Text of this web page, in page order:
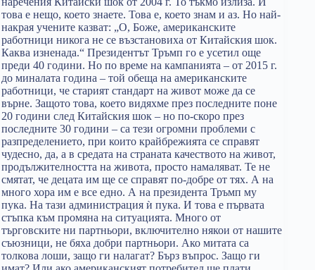
това е нещо, което знаете. Това е, което знам и аз. Но най-
накрая учените казват: „О, Боже, американските
работници никога не се възстановиха от Китайския шок.
Каква изненада.“ Президентът Тръмп го е усетил още
преди 40 години. Но по време на кампанията – от 2015 г.
до миналата година – той обеща на американските
работници, че старият стандарт на живот може да се
върне. Защото това, което видяхме през последните поне
20 години след Китайския шок – но по-скоро през
последните 30 години – са тези огромни проблеми с
разпределението, при които крайбрежията се справят
чудесно, да, а в средата на страната качеството на живот,
продължителността на живота, просто намаляват. Те не
смятат, че децата им ще се справят по-добре от тях. А на
много хора им е все едно. А на президента Тръмп му
пука. На тази администрация ѝ пука. И това е първата
стъпка към промяна на ситуацията. Много от
търговските ни партньори, включително някои от нашите
съюзници, не бяха добри партньори. Ако митата са
толкова лоши, защо ги налагат? Бърз въпрос. Защо ги